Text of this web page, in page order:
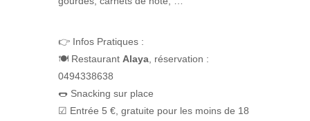
👉 Infos Pratiques :
🍽️ Restaurant Alaya , réservation :
0494338638
🌭 Snacking sur place
☑ Entrée 5 €, gratuite pour les moins de 18